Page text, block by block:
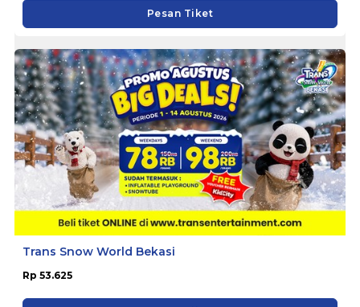
Pesan Tiket
Trans Snow World Bekasi
Rp 53.625